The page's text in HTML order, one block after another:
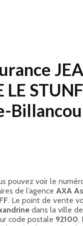
LE
pouvez voir le
de l’agence AXA
. Le point de vente
dans la ville de
code postale 92100.